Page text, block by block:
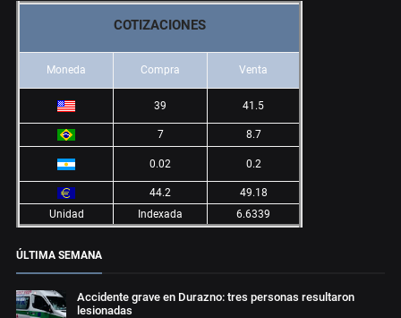
COTIZACIONES
Moneda Compra Venta
39 41.5
7 8.7
0.02 0.2
44.2
49.18
Unidad
Indexada 6.6339
ÚLTIMA SEMANA
Accidente grave en Durazno: tres personas resultaron
lesionadas